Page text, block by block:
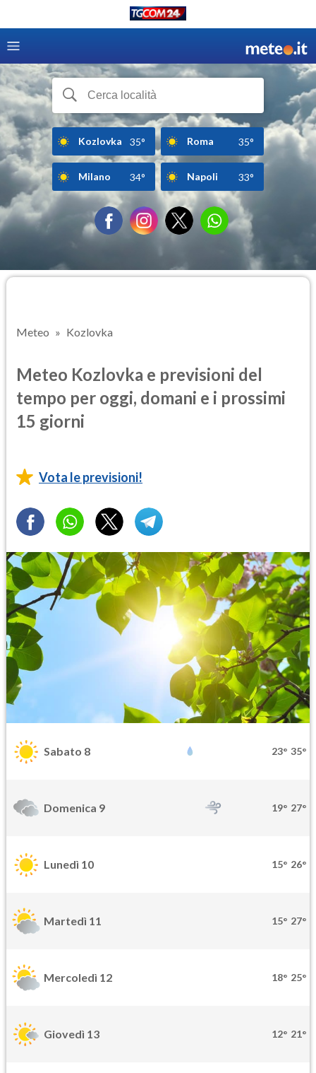
Kozlovka 35° Roma 35°
Milano 34° Napoli 33°
Meteo Kozlovka
Meteo Kozlovka e previsioni del
tempo per oggi, domani e i prossimi
15 giorni
Vota le previsioni!
Sabato 8 23° 35°
Domenica 9 19° 27°
Lunedì 10 15° 26°
Martedì 11 15° 27°
Mercoledì 12 18° 25°
Giovedì 13 12° 21°